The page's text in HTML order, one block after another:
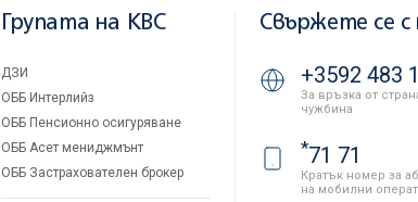
Групата на KBC
ДЗИ
ОББ Интерлийз
ОББ Пенсионно осигуряване
ОББ Асет мениджмънт
ОББ Застрахователен брокер
Свържете се с
+3592 483
За връзка от
чужбина
*71 71
Кратък номер за
на мобилни